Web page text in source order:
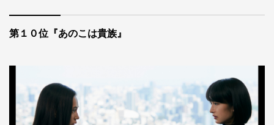
第１０位『あのこは貴族』